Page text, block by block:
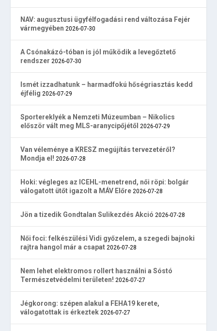
NAV: augusztusi ügyfélfogadási rend változása Fejér
vármegyében 2026-07-30
A Csónakázó-tóban is jól működik a levegőztető
rendszer 2026-07-30
Ismét izzadhatunk – harmadfokú hőségriasztás kedd
éjfélig 2026-07-29
Sportereklyék a Nemzeti Múzeumban – Nikolics
először vált meg MLS-aranycipőjétől 2026-07-29
Van véleménye a KRESZ megújítás tervezetéről?
Mondja el! 2026-07-28
Hoki: végleges az ICEHL-menetrend, női röpi: bolgár
válogatott ütőt igazolt a MÁV Előre 2026-07-28
Jön a tizedik Gondtalan Sulikezdés Akció 2026-07-28
Női foci: felkészülési Vidi győzelem, a szegedi bajnoki
rajtra hangol már a csapat 2026-07-28
Nem lehet elektromos rollert használni a Sóstó
Természetvédelmi területen! 2026-07-27
Jégkorong: szépen alakul a FEHA19 kerete,
válogatottak is érkeztek 2026-07-27